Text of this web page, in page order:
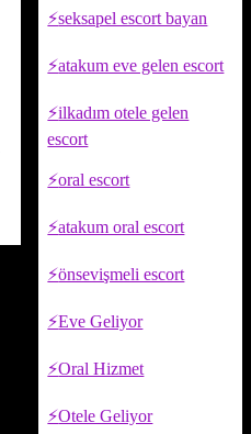
seksapel escort bayan
atakum eve gelen escort
ilkadım otele gelen
escort
oral escort
atakum oral escort
önsevişmeli escort
Eve Geliyor
Oral Hizmet
Otele Geliyor